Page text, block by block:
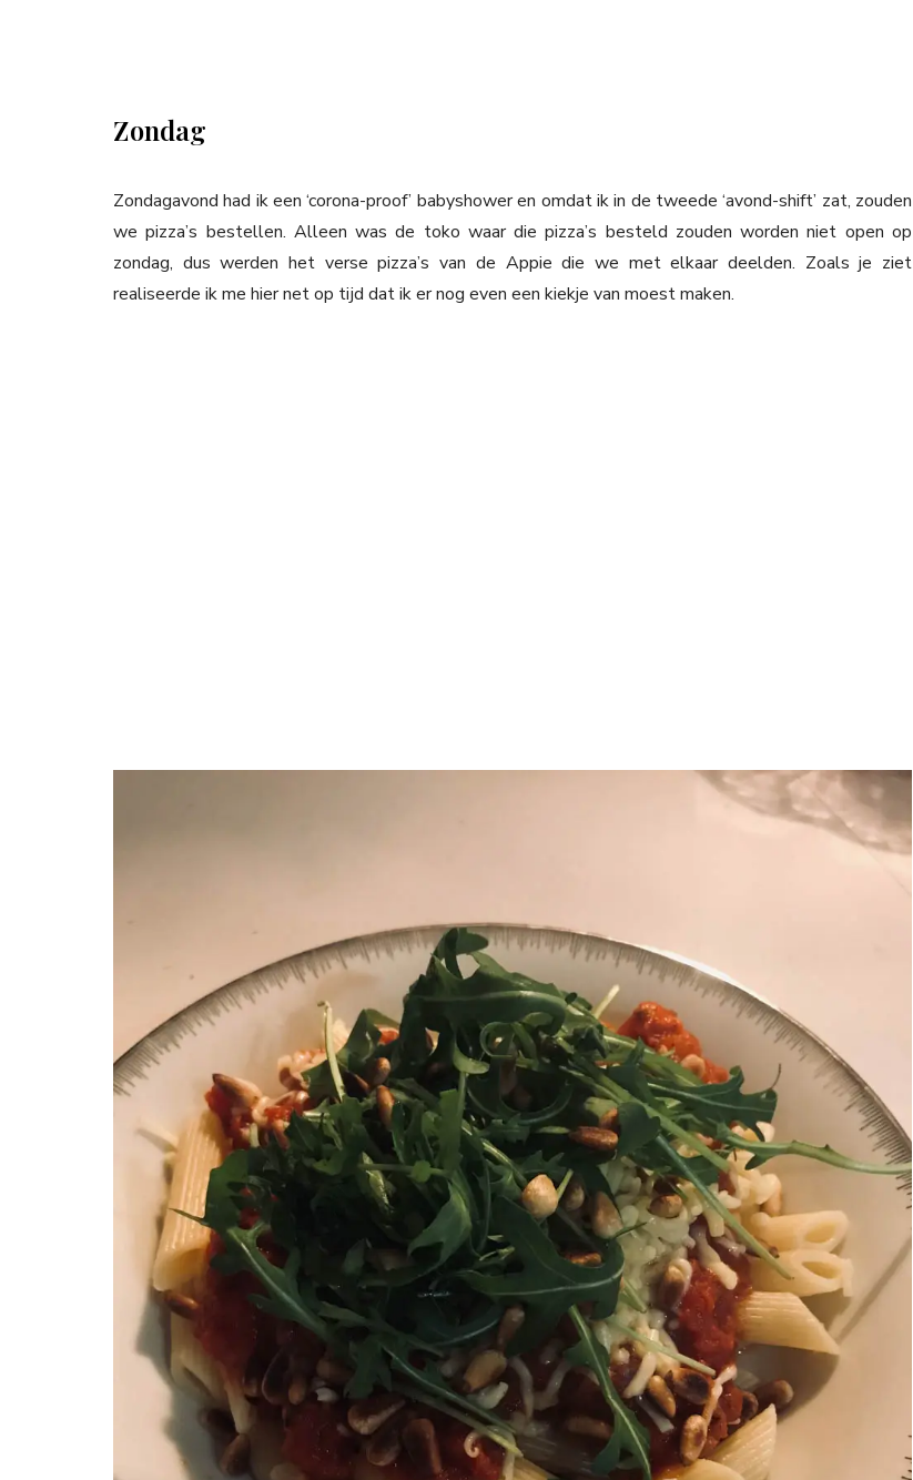
Zondag
Zondagavond had ik een ‘corona-proof’ babyshower en omdat ik in de tweede ‘avond-shift’ zat, zouden
we pizza’s bestellen. Alleen was de toko waar die pizza’s besteld zouden worden niet open op
zondag, dus werden het verse pizza’s van de Appie die we met elkaar deelden. Zoals je ziet
realiseerde ik me hier net op tijd dat ik er nog even een kiekje van moest maken.